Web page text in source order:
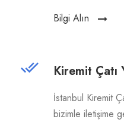
Bilgi Alın
Kiremit Çatı
İstanbul Kiremit
bizimle iletişime